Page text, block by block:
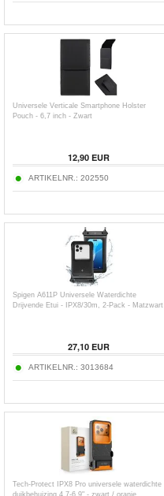
Universele Verticale Smartphone Holster
Pouch - 6,7 inch - Zwart
12,90EUR
ARTIKELNR.: 202550
Spigen A611P Universele Waterdichte
Drijvende Etui - IPX8/30m, 2-Pack - Matzwart
27,10EUR
ARTIKELNR.: 3013684
Tech-Protect IPX8 Pro universele waterdichte